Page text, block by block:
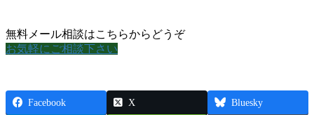
無料メール相談はこちらからどうぞ
お気軽にご相談下さい
Facebook X Bluesky